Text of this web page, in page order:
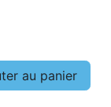
au panier